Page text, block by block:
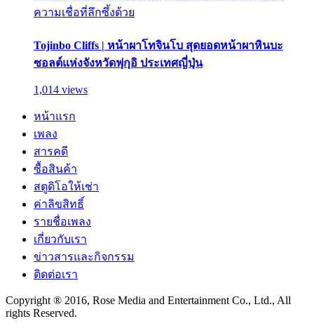
ความเชื่อที่ลึกซึ้งด้วย
Tojinbo Cliffs | หน้าผาโทจินโบ สุดยอดหน้าผาหินบะ
ซอลต์แห่งจังหวัดฟุกุอิ ประเทศญี่ปุ่น
1,014 views
หน้าแรก
เพลง
สารคดี
ซื้อสินค้า
สตูดิโอให้เช่า
ค่าลิขสิทธิ์
รายชื่อเพลง
เกี่ยวกับเรา
ข่าวสารและกิจกรรม
ติดต่อเรา
Copyright ® 2016, Rose Media and Entertainment Co., Ltd., All
rights Reserved.